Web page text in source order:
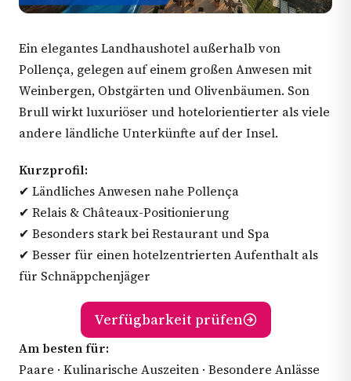
Ein elegantes Landhaushotel außerhalb von
Pollença, gelegen auf einem großen Anwesen mit
Weinbergen, Obstgärten und Olivenbäumen. Son
Brull wirkt luxuriöser und hotelorientierter als viele
andere ländliche Unterkünfte auf der Insel.
Kurzprofil:
✔ Ländliches Anwesen nahe Pollença
✔ Relais & Châteaux-Positionierung
✔ Besonders stark bei Restaurant und Spa
✔ Besser für einen hotelzentrierten Aufenthalt als
für Schnäppchenjäger
Verfügbarkeit prüfen
Am besten für:
Paare · Kulinarische Auszeiten · Besondere Anlässe